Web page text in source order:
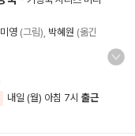
영 (그림), 박혜원 (옮긴
내일 (월) 아침 7시 출근